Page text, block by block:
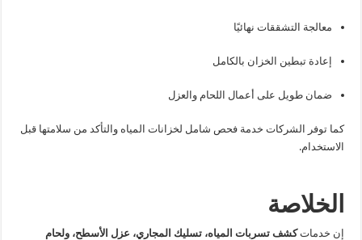
معالجة التشققات نهائيًا
إعادة تبطين الخزان بالكامل
ضمان طويل على أعمال اللحام والعزل
كما توفر الشركات خدمة فحص شامل لخزانات المياه والتأكد من سلامتها قبل
الاستخدام.
الخلاصة
إن خدماتكشف تسربات المياه، تسليك المجاري، عزل الأسطح، ولحام